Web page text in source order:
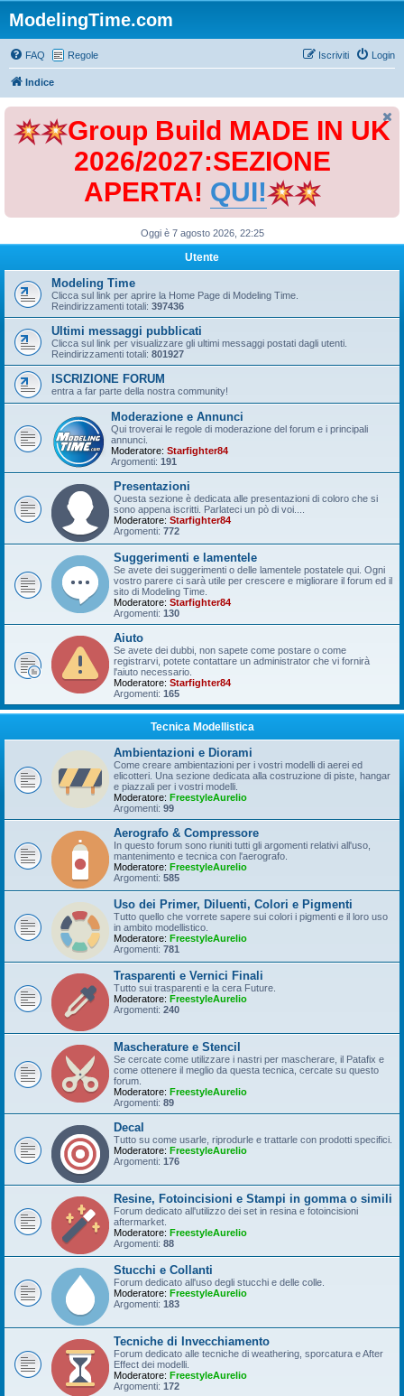
ModelingTime.com
FAQ Regole Login
Iscriviti
Indice
Group Build MADE IN UK
2026/2027:SEZIONE
APERTA! QUI!
Oggi è 7 agosto 2026, 22:25
Utente
Modeling Time
Clicca sul link per aprire la Home Page di Modeling Time.
Reindirizzamenti totali: 397436
Ultimi messaggi pubblicati
Clicca sul link per visualizzare gli ultimi messaggi postati dagli utenti.
Reindirizzamenti totali: 801927
ISCRIZIONE FORUM
entra a far parte della nostra community!
Moderazione e Annunci
Qui troverai le regole di moderazione del forum e i principali
annunci.
Moderatore: Starfighter84
Argomenti: 191
Presentazioni
Questa sezione è dedicata alle presentazioni di coloro che si
sono appena iscritti. Parlateci un pò di voi....
Moderatore: Starfighter84
Argomenti: 772
Suggerimenti e lamentele
Se avete dei suggerimenti o delle lamentele postatele qui. Ogni
vostro parere ci sarà utile per crescere e migliorare il forum ed il
sito di Modeling Time.
Moderatore: Starfighter84
Argomenti: 130
Aiuto
Se avete dei dubbi, non sapete come postare o come
registrarvi, potete contattare un administrator che vi fornirà
l'aiuto necessario.
Moderatore: Starfighter84
Argomenti: 165
Tecnica Modellistica
Ambientazioni e Diorami
Come creare ambientazioni per i vostri modelli di aerei ed
elicotteri. Una sezione dedicata alla costruzione di piste, hangar
e piazzali per i vostri modelli.
Moderatore: FreestyleAurelio
Argomenti: 99
Aerografo & Compressore
In questo forum sono riuniti tutti gli argomenti relativi all'uso,
mantenimento e tecnica con l'aerografo.
Moderatore: FreestyleAurelio
Argomenti: 585
Uso dei Primer, Diluenti, Colori e Pigmenti
Tutto quello che vorrete sapere sui colori i pigmenti e il loro uso
in ambito modellistico.
Moderatore: FreestyleAurelio
Argomenti: 781
Trasparenti e Vernici Finali
Tutto sui trasparenti e la cera Future.
Moderatore: FreestyleAurelio
Argomenti: 240
Mascherature e Stencil
Se cercate come utilizzare i nastri per mascherare, il Patafix e
come ottenere il meglio da questa tecnica, cercate su questo
forum.
Moderatore: FreestyleAurelio
Argomenti: 89
Decal
Tutto su come usarle, riprodurle e trattarle con prodotti specifici.
Moderatore: FreestyleAurelio
Argomenti: 176
Resine, Fotoincisioni e Stampi in gomma o simili
Forum dedicato all'utilizzo dei set in resina e fotoincisioni
aftermarket.
Moderatore: FreestyleAurelio
Argomenti: 88
Stucchi e Collanti
Forum dedicato all'uso degli stucchi e delle colle.
Moderatore: FreestyleAurelio
Argomenti: 183
Tecniche di Invecchiamento
Forum dedicato alle tecniche di weathering, sporcatura e After
Effect dei modelli.
Moderatore: FreestyleAurelio
Argomenti: 172